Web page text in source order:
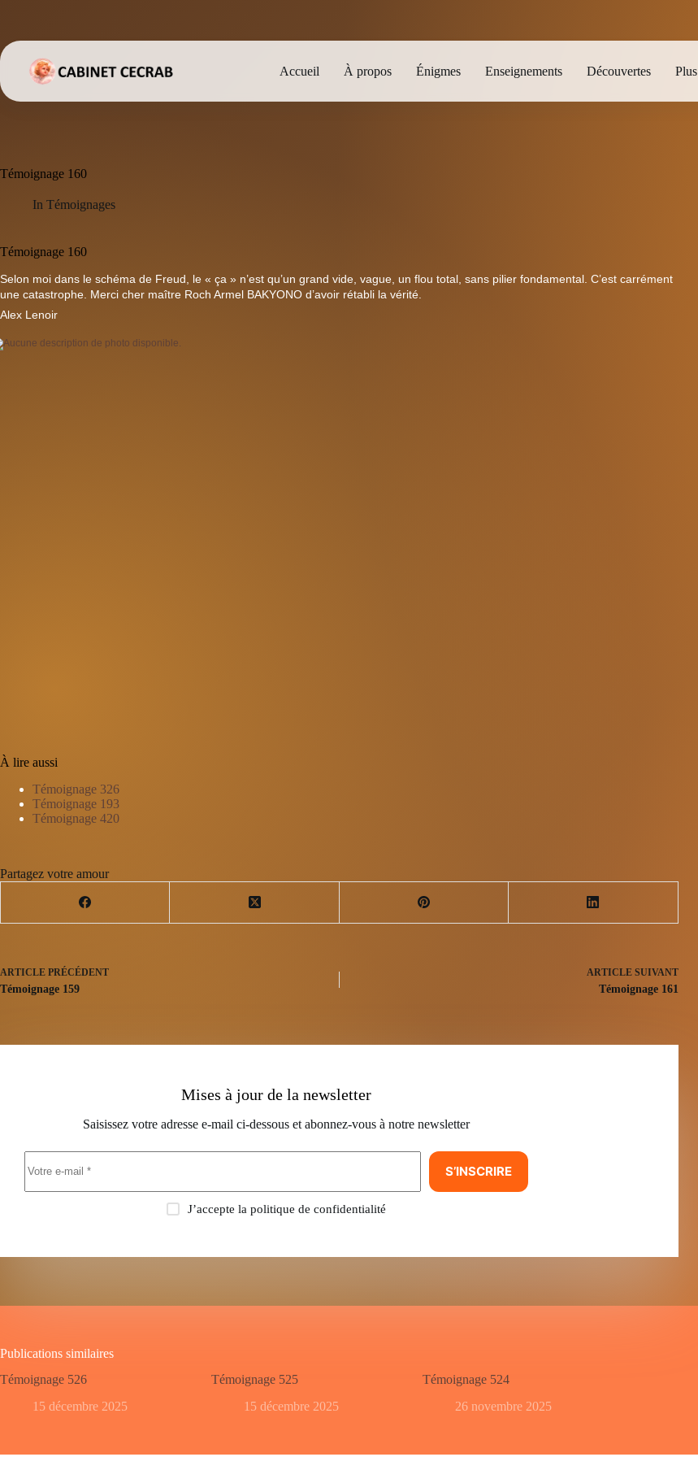
Accueil À propos Énigmes Enseignements Découvertes Plus
Témoignage 160
In Témoignages
Témoignage 160
Selon moi dans le schéma de Freud, le « ça » n’est qu’un grand vide, vague, un flou total, sans pilier fondamental. C’est carrément
une catastrophe. Merci cher maître Roch Armel BAKYONO d’avoir rétabli la vérité.
Alex Lenoir
À lire aussi
Témoignage 326
Témoignage 193
Témoignage 420
Partagez votre amour
ARTICLE PRÉCÉDENT
Témoignage 159
ARTICLESUIVANT
Témoignage 161
Mises à jour de la newsletter
Saisissez votre adresse e-mail ci-dessous et abonnez-vous à notre newsletter
S’INSCRIRE
J’accepte la politique de confidentialité
Publications similaires
Témoignage 526
15 décembre 2025
Témoignage 525
15 décembre 2025
Témoignage 524
26 novembre 2025